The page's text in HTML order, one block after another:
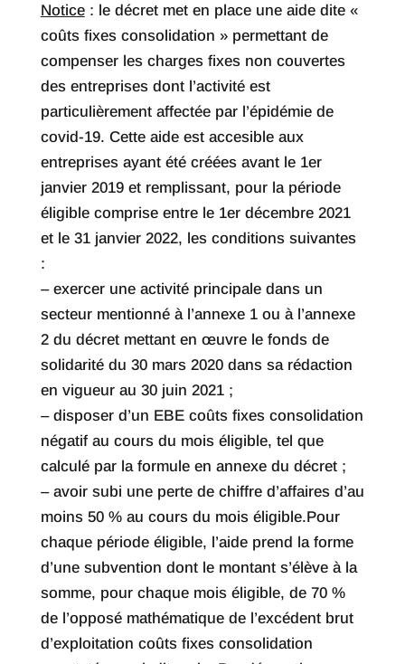
Notice: le décret met en place une aide dite «
coûts fixes consolidation » permettant de
compenser les charges fixes non couvertes
des entreprises dont l’activité est
particulièrement affectée par l’épidémie de
covid-19. Cette aide est accesible aux
entreprises ayant été créées avant le 1er
janvier 2019 et remplissant, pour la période
éligible comprise entre le 1er décembre 2021
et le 31 janvier 2022, les conditions suivantes
:
– exercer une activité principale dans un
secteur mentionné à l’annexe 1 ou à l’annexe
2 du décret mettant en œuvre le fonds de
solidarité du 30 mars 2020 dans sa rédaction
en vigueur au 30 juin 2021 ;
– disposer d’un EBE coûts fixes consolidation
négatif au cours du mois éligible, tel que
calculé par la formule en annexe du décret ;
– avoir subi une perte de chiffre d’affaires d’au
moins 50 % au cours du mois éligible.Pour
chaque période éligible, l’aide prend la forme
d’une subvention dont le montant s’élève à la
somme, pour chaque mois éligible, de 70 %
de l’opposé mathématique de l’excédent brut
d’exploitation coûts fixes consolidation